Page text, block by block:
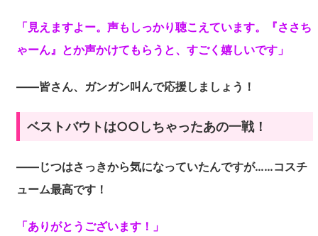
「見えますよー。声もしっかり聴こえています。『ささち
ゃーん』とか声かけてもらうと、すごく嬉しいです」
――皆さん、ガンガン叫んで応援しましょう！
ベストバウトは○○しちゃったあの一戦！
――じつはさっきから気になっていたんですが……コスチ
ューム最高です！
「ありがとうございます！」